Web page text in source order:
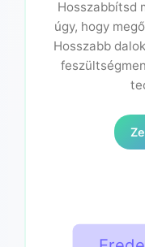
Hosszabbítsd
úgy, hogy
Hosszabb